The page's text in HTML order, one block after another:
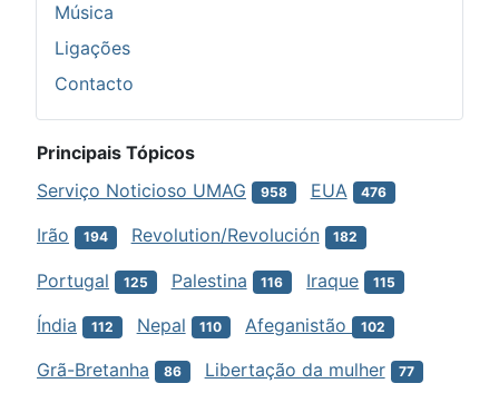
Música
Ligações
Contacto
Principais Tópicos
Serviço Noticioso UMAG
958 EUA 476
Irão 194 Revolution/Revolución 182
Portugal 125 Palestina 116 Iraque 115
Índia 112 Nepal 110 Afeganistão 102
Grã-Bretanha 86 Libertação da mulher 77